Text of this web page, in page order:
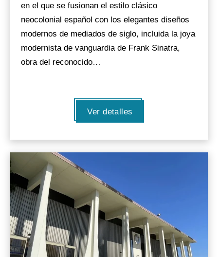
en el que se fusionan el estilo clásico
neocolonial español con los elegantes diseños
modernos de mediados de siglo, incluida la joya
modernista de vanguardia de Frank Sinatra,
obra del reconocido…
Ver detalles